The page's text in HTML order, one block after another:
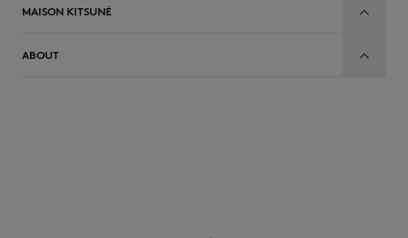
MAISON KITSUNÉ
ABOUT